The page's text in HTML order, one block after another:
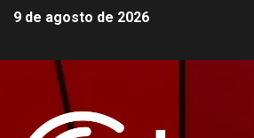
9 de agosto de 2026